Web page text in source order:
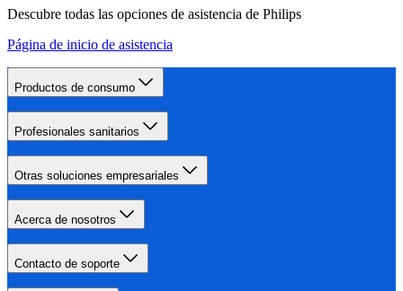
Descubre todas las opciones de asistencia de Philips
Página de inicio de asistencia
Productos de consumo
Profesionales sanitarios
Otras soluciones empresariales
Acerca de nosotros
Contacto de soporte